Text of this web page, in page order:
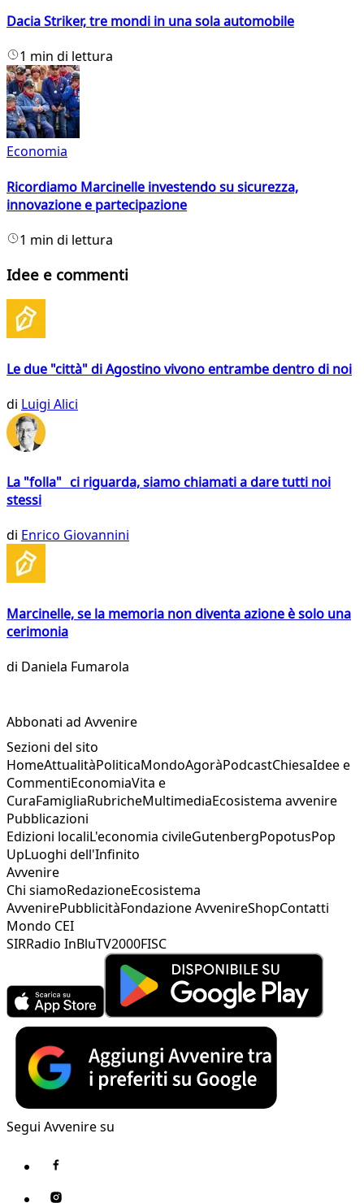
Dacia Striker, tre mondi in una sola automobile
1 min di lettura
Economia
Ricordiamo Marcinelle investendo su sicurezza,
innovazione e partecipazione
1 min di lettura
Idee e commenti
Le due "città" di Agostino vivono entrambe dentro di noi
di Luigi Alici
La "folla" ci riguarda, siamo chiamati a dare tutti noi
stessi
di Enrico Giovannini
Marcinelle, se la memoria non diventa azione è solo una
cerimonia
di Daniela Fumarola
Abbonati ad Avvenire
Sezioni del sito
HomeAttualitàPoliticaMondoAgoràPodcastChiesaIdee e
CommentiEconomiaVita e
CuraFamigliaRubricheMultimediaEcosistema avvenire
Pubblicazioni
Edizioni localiL'economia civileGutenbergPopotusPop
UpLuoghi dell'Infinito
Avvenire
Chi siamoRedazioneEcosistema
AvvenirePubblicitàFondazione AvvenireShopContatti
Mondo CEI
SIRRadio InBluTV2000FISC
Segui Avvenire su